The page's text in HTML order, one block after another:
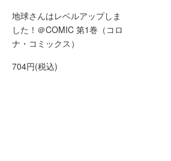
地球さんはレベルアップしま
した！＠COMIC 第1巻（コロ
ナ・コミックス）
704円(税込)